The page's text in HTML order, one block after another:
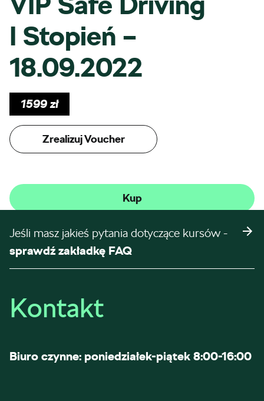
I Stopień –
18.09.2022
1599zł
Zrealizuj Voucher
Kup
Jeśli masz jakieś pytania dotyczące kursów -
sprawdź zakładkę FAQ
Kontakt
Biuro czynne: poniedziałek-piątek 8:00-16:00